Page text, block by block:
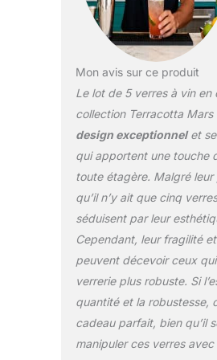
de
du
la
vin,
Que
un
Mon avis sur ce produit
Le lot de 5 verres à vin en
collection Terracotta
design exceptionnelet
qui apportent une touche
toute étagère. Malgré
qu’il n’y ait que cinq
séduisent par leur
Cependant, leur fragilité
peuvent décevoir ceux
verrerie plus robuste. Si
quantité et la robustesse,
cadeau parfait, bien qu’il
manipuler ces verres